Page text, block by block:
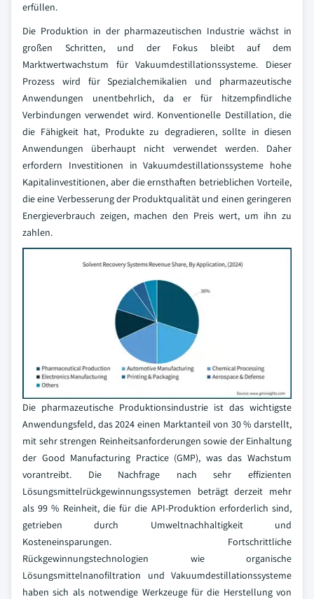
erfüllen.
Die Produktion in der pharmazeutischen Industrie wächst in
großen Schritten, und der Fokus bleibt auf dem
Marktwertwachstum für Vakuumdestillationssysteme. Dieser
Prozess wird für Spezialchemikalien und pharmazeutische
Anwendungen unentbehrlich, da er für hitzempfindliche
Verbindungen verwendet wird. Konventionelle Destillation, die
die Fähigkeit hat, Produkte zu degradieren, sollte in diesen
Anwendungen überhaupt nicht verwendet werden. Daher
erfordern Investitionen in Vakuumdestillationssysteme hohe
Kapitalinvestitionen, aber die ernsthaften betrieblichen Vorteile,
die eine Verbesserung der Produktqualität und einen geringeren
Energieverbrauch zeigen, machen den Preis wert, um ihn zu
zahlen.
Die pharmazeutische Produktionsindustrie ist das wichtigste
Anwendungsfeld, das 2024 einen Marktanteil von 30 % darstellt,
mit sehr strengen Reinheitsanforderungen sowie der Einhaltung
der Good Manufacturing Practice (GMP), was das Wachstum
vorantreibt. Die Nachfrage nach sehr effizienten
Lösungsmittelrückgewinnungssystemen beträgt derzeit mehr
als 99 % Reinheit, die für die API-Produktion erforderlich sind,
getrieben durch Umweltnachhaltigkeit und
Kosteneinsparungen. Fortschrittliche
Rückgewinnungstechnologien wie organische
Lösungsmittelnanofiltration und Vakuumdestillationssysteme
haben sich als notwendige Werkzeuge für die Herstellung von